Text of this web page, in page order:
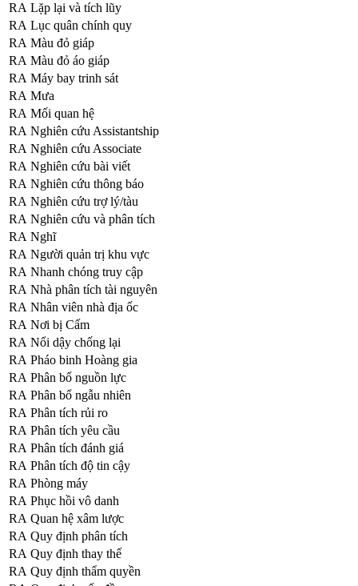
RA Lặp lại và tích lũy
RA Lục quân chính quy
RA Màu đỏ giáp
RA Màu đỏ áo giáp
RA Máy bay trinh sát
RA Mưa
RA Mối quan hệ
RA Nghiên cứu Assistantship
RA Nghiên cứu Associate
RA Nghiên cứu bài viết
RA Nghiên cứu thông báo
RA Nghiên cứu trợ lý/tàu
RA Nghiên cứu và phân tích
RA Nghĩ
RA Người quản trị khu vực
RA Nhanh chóng truy cập
RA Nhà phân tích tài nguyên
RA Nhân viên nhà địa ốc
RA Nơi bị Cấm
RA Nổi dậy chống lại
RA Pháo binh Hoàng gia
RA Phân bổ nguồn lực
RA Phân bổ ngẫu nhiên
RA Phân tích rủi ro
RA Phân tích yêu cầu
RA Phân tích đánh giá
RA Phân tích độ tin cậy
RA Phòng máy
RA Phục hồi vô danh
RA Quan hệ xâm lược
RA Quy định phân tích
RA Quy định thay thế
RA Quy định thẩm quyền